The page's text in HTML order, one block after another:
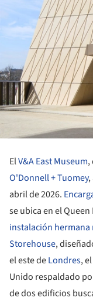
ElV&A East Museum,
O'Donnell + Tuomey,
abril de 2026.
se ubica en el
instalación hermana
Storehouse,
el este deLondres,
Unido respaldado
de dos edificios